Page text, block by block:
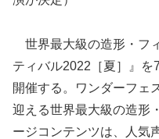
世界最大級の造形・フ
ティバル2022［夏］』を
開催する。ワンダーフェ
迎える世界最大級の造形
ージコンテンツは、人気